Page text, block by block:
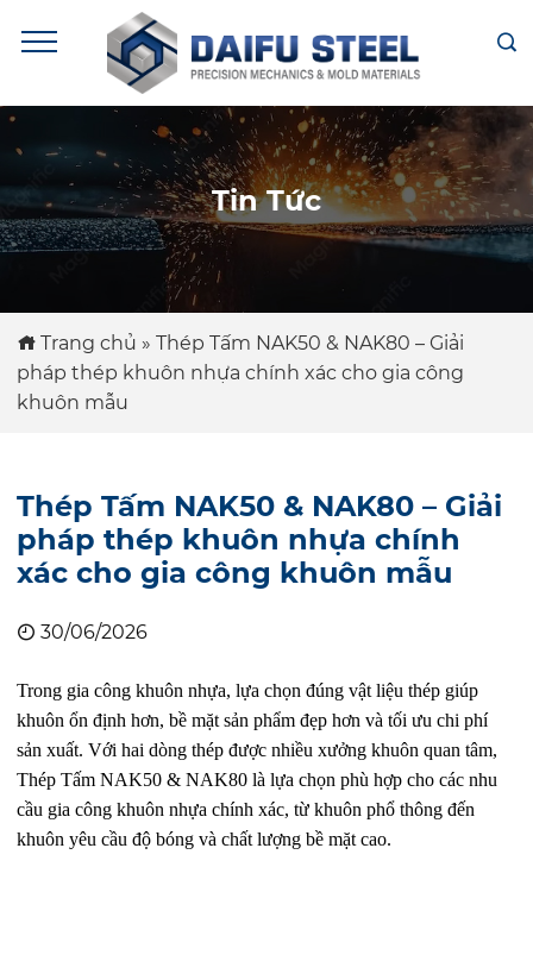
Tin Tức
Trang chủ » Thép Tấm NAK50 & NAK80 – Giải
pháp thép khuôn nhựa chính xác cho gia công
khuôn mẫu
Thép Tấm NAK50 & NAK80 – Giải
pháp thép khuôn nhựa chính
xác cho gia công khuôn mẫu
30/06/2026
Trong gia công khuôn nhựa, lựa chọn đúng vật liệu thép giúp
khuôn ổn định hơn, bề mặt sản phẩm đẹp hơn và tối ưu chi phí
sản xuất. Với hai dòng thép được nhiều xưởng khuôn quan tâm,
Thép Tấm NAK50 & NAK80 là lựa chọn phù hợp cho các nhu
cầu gia công khuôn nhựa chính xác, từ khuôn phổ thông đến
khuôn yêu cầu độ bóng và chất lượng bề mặt cao.